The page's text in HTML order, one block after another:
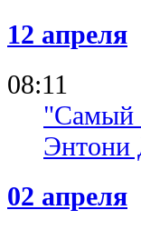
12 апреля
08:11
"Самый
02 апреля